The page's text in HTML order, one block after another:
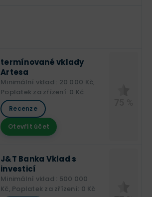
termínované vklady
Artesa
Minimální vklad : 20 000 Kč,
Poplatek za zřízení: 0 Kč
Recenze
Otevřít účet
J&T Banka Vklad s
investicí
Minimální vklad : 500 000
Kč, Poplatek za zřízení: 0 Kč